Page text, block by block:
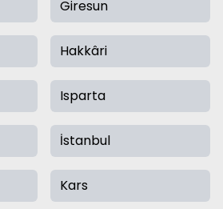
Giresun
Hakkâri
Isparta
İstanbul
Kars